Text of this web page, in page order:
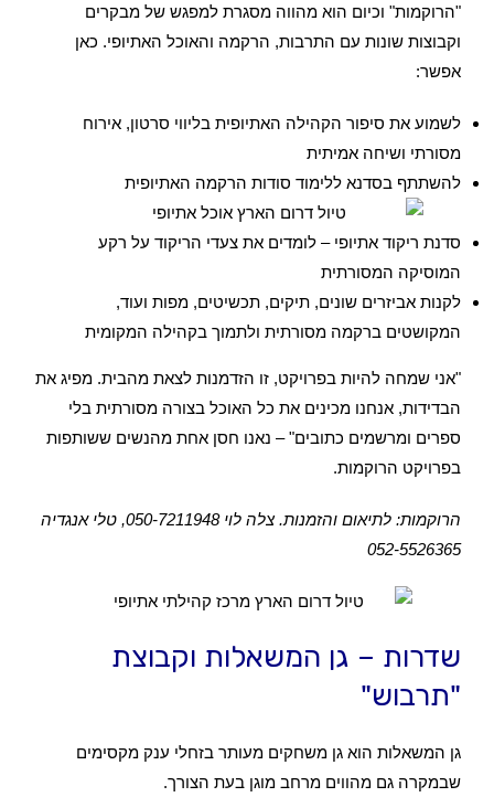
"הרוקמות" וכיום הוא מהווה מסגרת למפגש של מבקרים
וקבוצות שונות עם התרבות, הרקמה והאוכל האתיופי. כאן
אפשר:
לשמוע את סיפור הקהילה האתיופית בליווי סרטון, אירוח
מסורתי ושיחה אמיתית
להשתתף בסדנא ללימוד סודות הרקמה האתיופית
סדנת ריקוד אתיופי – לומדים את צעדי הריקוד על רקע
המוסיקה המסורתית
לקנות אביזרים שונים, תיקים, תכשיטים, מפות ועוד,
המקושטים ברקמה מסורתית ולתמוך בקהילה המקומית
"אני שמחה להיות בפרויקט, זו הזדמנות לצאת מהבית. מפיג את
הבדידות, אנחנו מכינים את כל האוכל בצורה מסורתית בלי
ספרים ומרשמים כתובים" – נאנו חסן אחת מהנשים ששותפות
בפרויקט הרוקמות.
הרוקמות: לתיאום והזמנות. צלה לוי 050-7211948, טלי אנגדיה
052-5526365
שדרות – גן המשאלות וקבוצת
"תרבוש"
גן המשאלות הוא גן משחקים מעותר בזחלי ענק מקסימים
שבמקרה גם מהווים מרחב מוגן בעת הצורך.